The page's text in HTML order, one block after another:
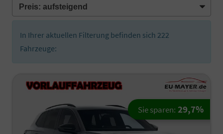
In Ihrer aktuellen Filterung befinden sich 222
Fahrzeuge:
Sie sparen: 29,7%